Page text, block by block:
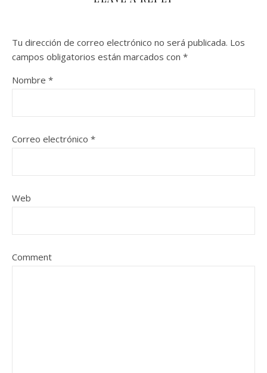
Tu dirección de correo electrónico no será publicada. Los
campos obligatorios están marcados con *
Nombre *
Correo electrónico *
Web
Comment